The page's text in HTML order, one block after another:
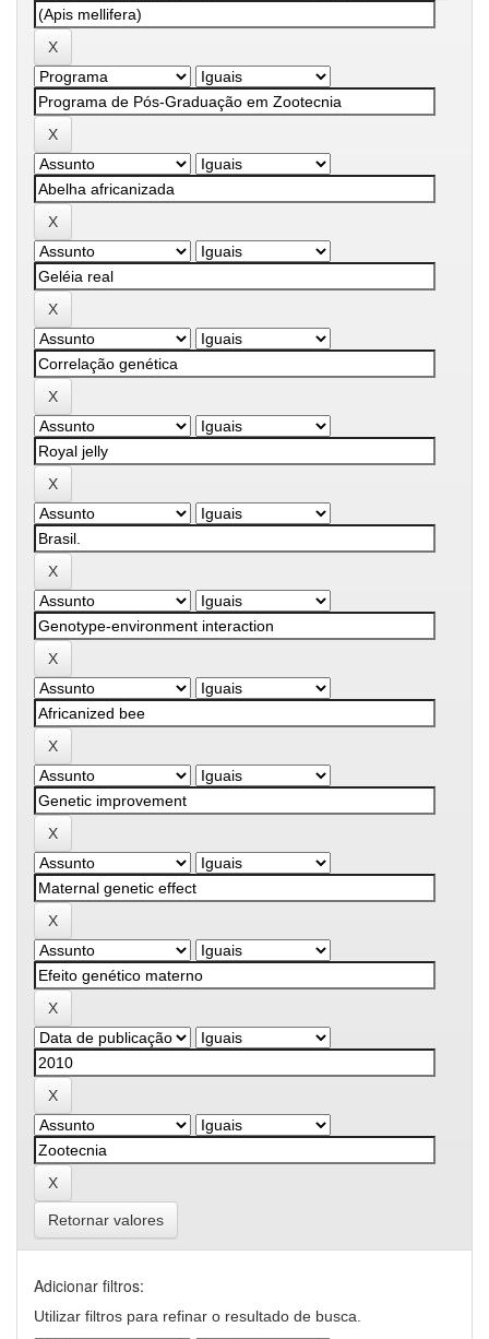
Retornar valores
Adicionar filtros:
Utilizar filtros para refinar o resultado de busca.